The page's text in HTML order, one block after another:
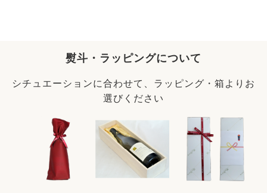
熨斗・ラッピングについて
シチュエーションに合わせて、ラッピング・箱よりお
選びください